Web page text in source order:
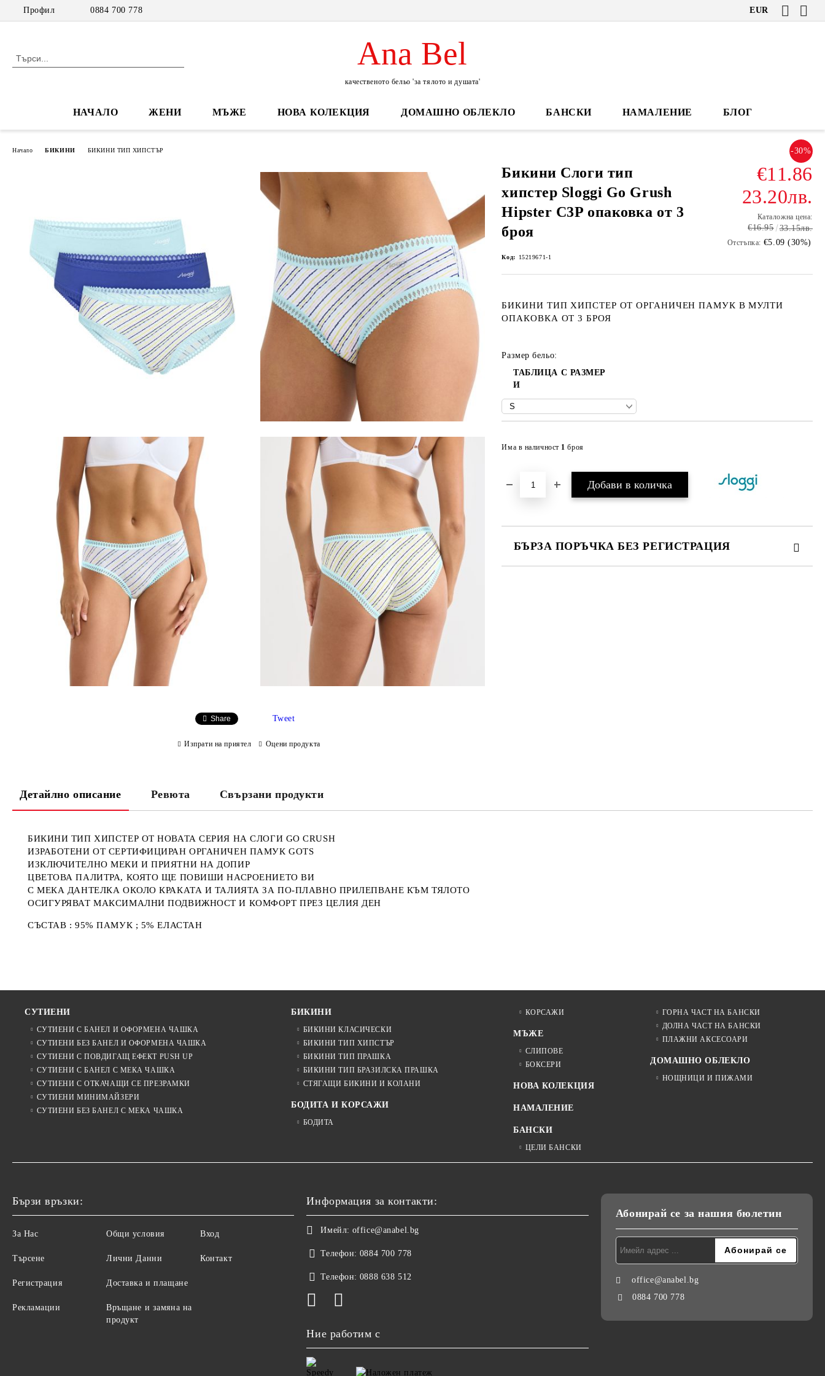
Профил 0884 700 778 EUR
Ana Bel
качественото бельо 'за тялото и душата'
НАЧАЛО ЖЕНИ МЪЖЕ НОВА КОЛЕКЦИЯ ДОМАШНО ОБЛЕКЛО БАНСКИ НАМАЛЕНИЕ БЛОГ
Начало БИКИНИ БИКИНИ ТИП ХИПСТЪР
Бикини Слоги тип
хипстер Sloggi Go Grush
Hipster C3P опаковка от 3
броя
-30%
€11.86
23.20лв.
Каталожна цена:
€16.95 33.15лв.
Отстъпка: €5.09 (30%)
Код: 15219671-1
БИКИНИ ТИП ХИПСТЕР ОТ ОРГАНИЧЕН ПАМУК В МУЛТИ
ОПАКОВКА ОТ 3 БРОЯ
Размер бельо:
ТАБЛИЦА С РАЗМЕР
И
Има в наличност 1 броя
БЪРЗА ПОРЪЧКА БЕЗ РЕГИСТРАЦИЯ
Share Tweet
Изпрати на приятел Оцени продукта
Детайлно описание Ревюта Свързани продукти
БИКИНИ ТИП ХИПСТЕР ОТ НОВАТА СЕРИЯ НА СЛОГИ GO CRUSH
ИЗРАБОТЕНИ ОТ СЕРТИФИЦИРАН ОРГАНИЧЕН ПАМУК GOTS
ИЗКЛЮЧИТЕЛНО МЕКИ И ПРИЯТНИ НА ДОПИР
ЦВЕТОВА ПАЛИТРА, КОЯТО ЩЕ ПОВИШИ НАСРОЕНИЕТО ВИ
С МЕКА ДАНТЕЛКА ОКОЛО КРАКАТА И ТАЛИЯТА ЗА ПО-ПЛАВНО ПРИЛЕПВАНЕ КЪМ ТЯЛОТО
ОСИГУРЯВАТ МАКСИМАЛНИ ПОДВИЖНОСТ И КОМФОРТ ПРЕЗ ЦЕЛИЯ ДЕН
СЪСТАВ : 95% ПАМУК ; 5% ЕЛАСТАН
СУТИЕНИ
СУТИЕНИ С БАНЕЛ И ОФОРМЕНА ЧАШКА
СУТИЕНИ БЕЗ БАНЕЛ И ОФОРМЕНА ЧАШКА
СУТИЕНИ С ПОВДИГАЩ ЕФЕКТ PUSH UP
СУТИЕНИ С БАНЕЛ С МЕКА ЧАШКА
СУТИЕНИ С ОТКАЧАЩИ СЕ ПРЕЗРАМКИ
СУТИЕНИ МИНИМАЙЗЕРИ
СУТИЕНИ БЕЗ БАНЕЛ С МЕКА ЧАШКА
БИКИНИ
БИКИНИ КЛАСИЧЕСКИ
БИКИНИ ТИП ХИПСТЪР
БИКИНИ ТИП ПРАШКА
БИКИНИ ТИП БРАЗИЛСКА ПРАШКА
СТЯГАЩИ БИКИНИ И КОЛАНИ
БОДИТА И КОРСАЖИ
БОДИТА
КОРСАЖИ
МЪЖЕ
СЛИПОВЕ
БОКСЕРИ
НОВА КОЛЕКЦИЯ
НАМАЛЕНИЕ
БАНСКИ
ЦЕЛИ БАНСКИ
ГОРНА ЧАСТ НА БАНСКИ
ДОЛНА ЧАСТ НА БАНСКИ
ПЛАЖНИ АКСЕСОАРИ
ДОМАШНО ОБЛЕКЛО
НОЩНИЦИ И ПИЖАМИ
Бързи връзки:
За Нас
Търсене
Регистрация
Рекламации
Общи условия
Лични Данни
Доставка и плащане
Връщане и замяна на
продукт
Вход
Контакт
Информация за контакти:
Имейл: office@anabel.bg
Телефон: 0884 700 778
Телефон: 0888 638 512
Ние работим с
Абонирай се за нашия бюлетин
office@anabel.bg
0884 700 778